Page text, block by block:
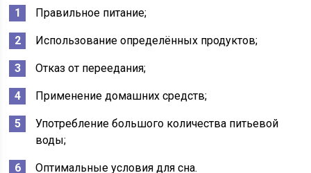
Правильное питание;
Использование определённых продуктов;
Отказ от переедания;
Применение домашних средств;
Употребление большого количества питьевой
воды;
Оптимальные условия для сна.